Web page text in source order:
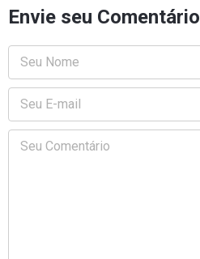
Envie seu Comentário